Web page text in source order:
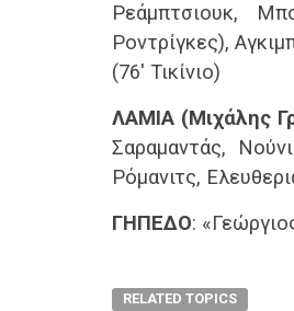
Ρεάμπτσιουκ,
Ροντρίγκες),
(76′ Τικίνιο)
ΛΑΜΙΑ (Μιχάλης
Σαραμαντάς,
Ρόμανιτς,
ΓΗΠΕΔΟ:
RELATED TOPICS